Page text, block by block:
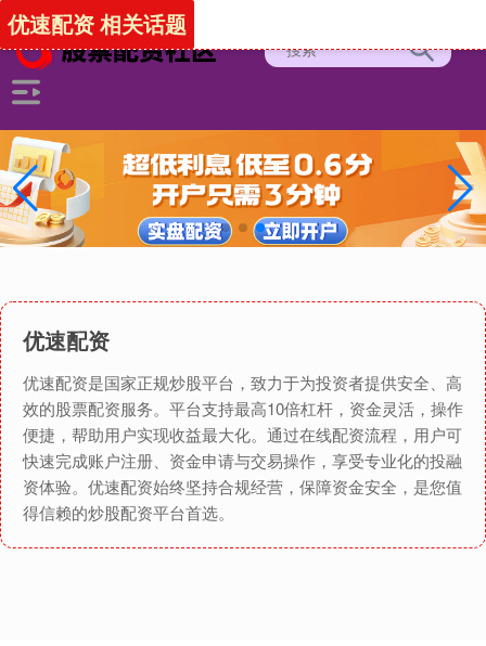
优速配资
优速配资是国家正规炒股平台，致力于为投资者提供安全、高
效的股票配资服务。平台支持最高10倍杠杆，资金灵活，操作
便捷，帮助用户实现收益最大化。通过在线配资流程，用户可
快速完成账户注册、资金申请与交易操作，享受专业化的投融
资体验。优速配资始终坚持合规经营，保障资金安全，是您值
得信赖的炒股配资平台首选。
优速配资 相关话题